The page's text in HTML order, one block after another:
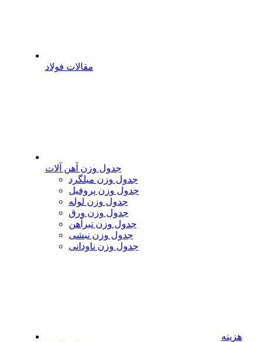
مقالات فولاد
جدول وزن آهن آلات
جدول وزن میلگرد
جدول وزن پروفیل
جدول وزن لوله
جدول وزن ورق
جدول وزن تیرآهن
جدول وزن نبشی
جدول وزن ناودانی
هزینه